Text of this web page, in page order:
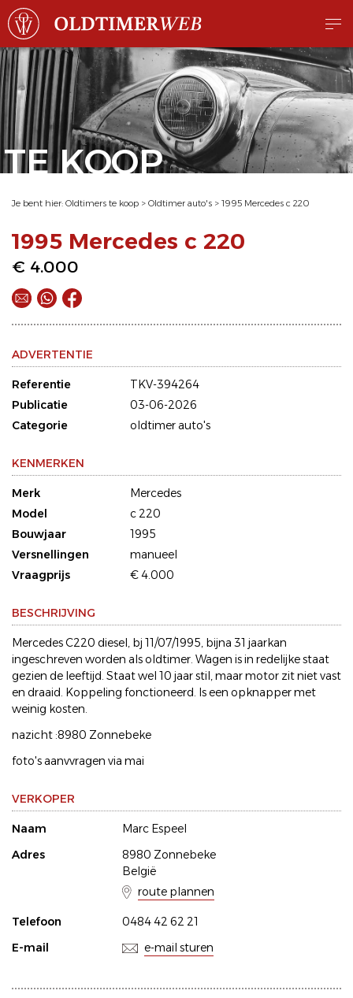
TE KOOP
Je bent hier: Oldtimers te koop > Oldtimer auto's > 1995 Mercedes c 220
1995 Mercedes c 220
€ 4.000
ADVERTENTIE
Referentie
TKV-394264
Publicatie
03-06-2026
Categorie
oldtimer auto's
KENMERKEN
Merk
Mercedes
Model
c 220
Bouwjaar
1995
Versnellingen
manueel
Vraagprijs
€ 4.000
BESCHRIJVING
Mercedes C220 diesel, bj 11/07/1995, bijna 31 jaarkan
ingeschreven worden als oldtimer. Wagen is in redelijke staat
gezien de leeftijd. Staat wel 10 jaar stil, maar motor zit niet vast
en draaid. Koppeling fonctioneerd. Is een opknapper met
weinig kosten.
nazicht :8980 Zonnebeke
foto's aanvvragen via mai
VERKOPER
Naam
Marc Espeel
Adres
8980 Zonnebeke
België
route plannen
Telefoon
0484 42 62 21
E-mail
e-mail sturen